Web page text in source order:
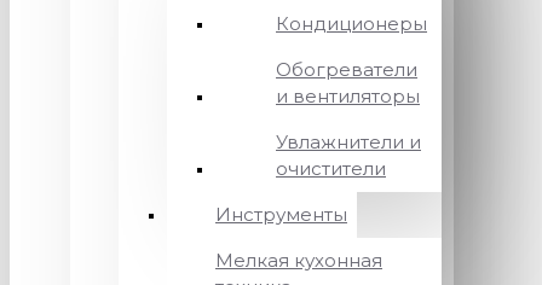
Кондиционеры
Обогреватели
и вентиляторы
Увлажнители и
очистители
Инструменты
Мелкая кухонная